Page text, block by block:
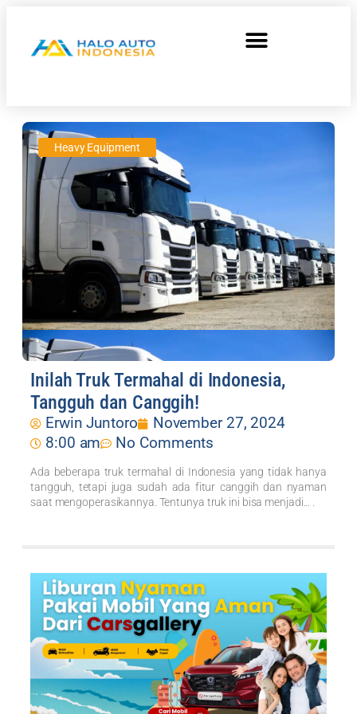
Heavy Equipment
Inilah Truk Termahal di Indonesia,
Tangguh dan Canggih!
Erwin Juntoro
November 27, 2024
8:00 am
No Comments
Ada beberapa truk termahal di Indonesia yang tidak hanya
tangguh, tetapi juga sudah ada fitur canggih dan nyaman
saat mengoperasikannya. Tentunya truk ini bisa menjadi... .